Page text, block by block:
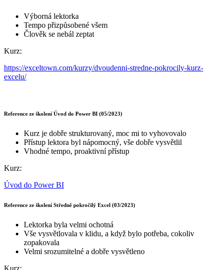
Výborná lektorka
Tempo přizpůsobené všem
Člověk se nebál zeptat
Kurz:
https://exceltown.com/kurzy/dvoudenni-stredne-pokrocily-kurz-
excelu/
Reference ze školení Úvod do Power BI (05/2023)
Kurz je dobře strukturovaný, moc mi to vyhovovalo
Přístup lektora byl nápomocný, vše dobře vysvětlil
Vhodné tempo, proaktivní přístup
Kurz:
Úvod do Power BI
Reference ze školení Středně pokročilý Excel (03/2023)
Lektorka byla velmi ochotná
Vše vysvětlovala v klidu, a když bylo potřeba, cokoliv
zopakovala
Velmi srozumitelné a dobře vysvětleno
Kurz: